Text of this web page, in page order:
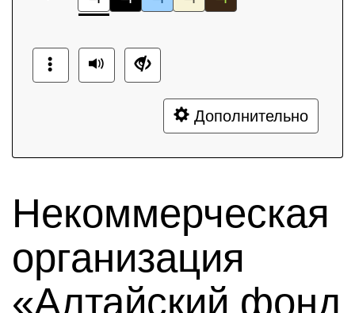
Дополнительно
Некоммерческая
организация
«Алтайский фонд